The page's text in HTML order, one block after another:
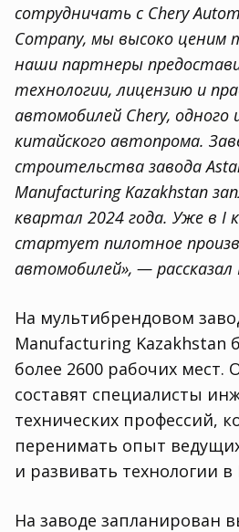
сотрудничать с Chery
Company, мы высоко
наши партнеры
технологии, лицензию и
автомобилей Chery, одного
китайского автопрома.
строительства завода
Manufacturing Kazakhstan
квартал 2024 года. Уже в I
стартует пилотное
автомобилей», — рассказал
На мультибрендовом
Manufacturing Kazakhstan
более 2600 рабочих мест.
составят специалисты
технических профессий,
перенимать опыт
и развивать технологии в
На заводе запланирован